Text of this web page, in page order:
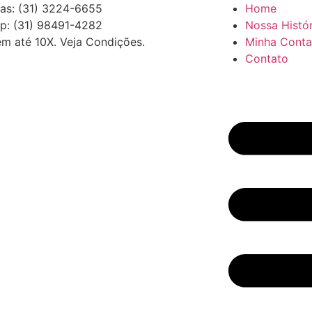
(31) 3224-6655
(31) 98491-4282
até 10X. Veja Condições.
Home
Nossa
Minha Conta
Contato